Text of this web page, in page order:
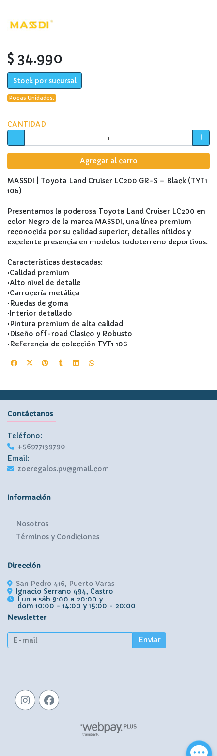
$ 34.990
Stock por sucursal
Pocas Unidades.
CANTIDAD
Agregar al carro
MASSDI | Toyota Land Cruiser LC200 GR-S – Black (TYT1
106)
Presentamos la poderosa Toyota Land Cruiser LC200 en
color Negro de la marca MASSDI, una línea premium
reconocida por su calidad superior, detalles nítidos y
excelente presencia en modelos todoterreno deportivos.
Características destacadas:
•Calidad premium
•Alto nivel de detalle
•Carrocería metálica
•Ruedas de goma
•Interior detallado
•Pintura premium de alta calidad
•Diseño off-road Clasico y Robusto
•Referencia de colección TYT1 106
Contáctanos
Teléfono:
+56977139790
Email:
zoeregalos.pv@gmail.com
Información
Nosotros
Términos y Condiciones
Dirección
San Pedro 416, Puerto Varas
Ignacio Serrano 494, Castro
Lun a sáb 9:00 a 20:00 y
dom 10:00 - 14:00 y 15:00 - 20:00
Newsletter
Enviar